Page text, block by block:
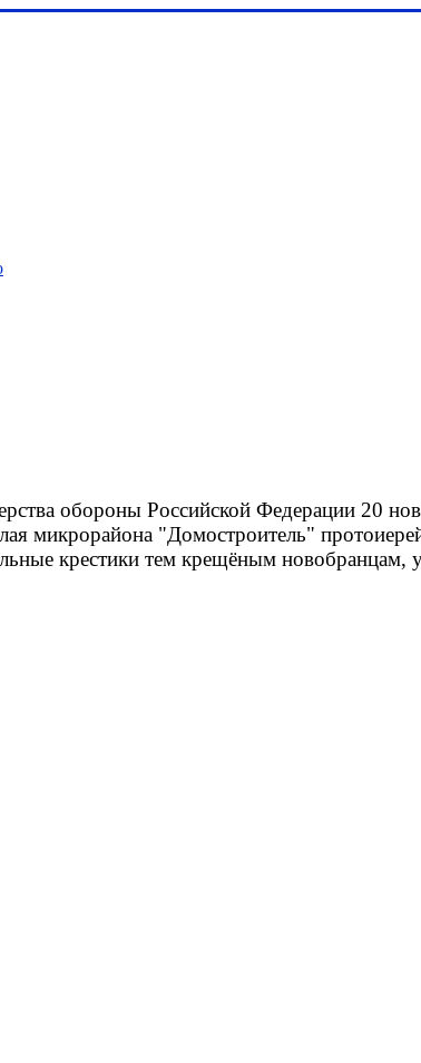
обороны Российской Федерации 20
микрорайона "Домостроитель"
крестики тем крещёным новобранцам,